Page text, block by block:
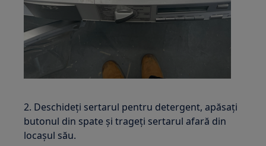
2. Deschideți sertarul pentru detergent, apăsați
butonul din spate și trageți sertarul afară din
locașul său.